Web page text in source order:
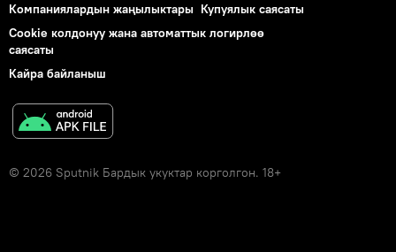
Компаниялардын жаңылыктары Купуялык саясаты
Cookie колдонуу жана автоматтык логирлөө
саясаты
Кайра байланыш
© 2026 Sputnik Бардык укуктар корголгон. 18+